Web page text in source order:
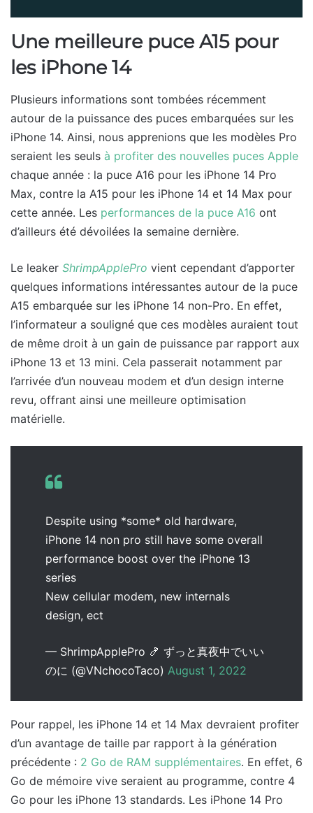
Une meilleure puce A15 pour
les iPhone 14
Plusieurs informations sont tombées récemment
autour de la puissance des puces embarquées sur les
iPhone 14. Ainsi, nous apprenions que les modèles Pro
seraient les seuls à profiter des nouvelles puces Apple
chaque année : la puce A16 pour les iPhone 14 Pro
Max, contre la A15 pour les iPhone 14 et 14 Max pour
cette année. Les performances de la puce A16 ont
d’ailleurs été dévoilées la semaine dernière.
Le leaker ShrimpApplePro vient cependant d’apporter
quelques informations intéressantes autour de la puce
A15 embarquée sur les iPhone 14 non-Pro. En effet,
l’informateur a souligné que ces modèles auraient tout
de même droit à un gain de puissance par rapport aux
iPhone 13 et 13 mini. Cela passerait notamment par
l’arrivée d’un nouveau modem et d’un design interne
revu, offrant ainsi une meilleure optimisation
matérielle.
Despite using *some* old hardware,
iPhone 14 non pro still have some overall
performance boost over the iPhone 13
series
New cellular modem, new internals
design, ect
— ShrimpApplePro 🍤 ずっと真夜中でいい
のに (@VNchocoTaco) August 1, 2022
Pour rappel, les iPhone 14 et 14 Max devraient profiter
d’un avantage de taille par rapport à la génération
précédente : 2 Go de RAM supplémentaires. En effet, 6
Go de mémoire vive seraient au programme, contre 4
Go pour les iPhone 13 standards. Les iPhone 14 Pro